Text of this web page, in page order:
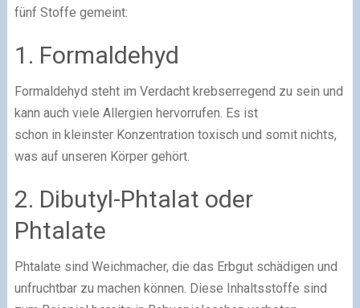
fünf Stoffe gemeint:
1. Formaldehyd
Formaldehyd steht im Verdacht krebserregend zu sein und
kann auch viele Allergien hervorrufen. Es ist
schon in kleinster Konzentration toxisch und somit nichts,
was auf unseren Körper gehört.
2. Dibutyl-Phtalat oder
Phtalate
Phtalate sind Weichmacher, die das Erbgut schädigen und
unfruchtbar zu machen können. Diese Inhaltsstoffe sind